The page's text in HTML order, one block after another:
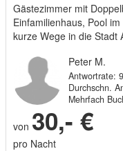
Gästezimmer mit
Einfamilienhaus, Pool
kurze Wege in die Stadt
Peter M.
Antwortrate:
Durchschn.
Mehrfach
von 30,- €
pro Nacht